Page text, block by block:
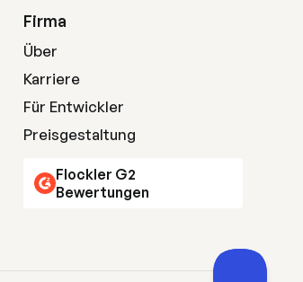
Firma
Über
Karriere
Für Entwickler
Preisgestaltung
Flockler G2
Bewertungen